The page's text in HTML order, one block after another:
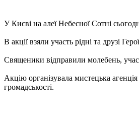
У Києві на алеї Небесної Сотні
В акції взяли участь рідні та друзі
Священики відправили молебень,
Акцію організувала мистецька агенція
громадськості.